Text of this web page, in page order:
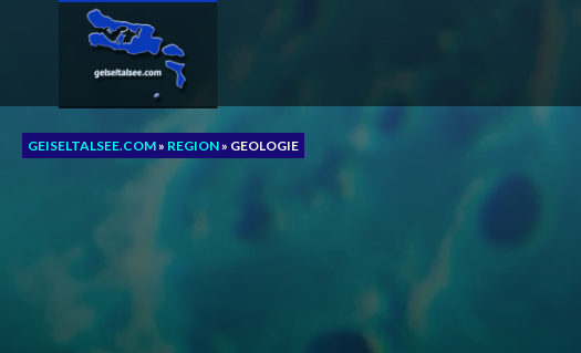
GEISELTALSEE.COM» REGION» GEOLOGIE